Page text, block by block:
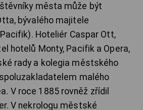
města může být
bývalého majitele
Hoteliér Caspar Ott,
hotelů Monty, Pacifik a Opera,
rady a kolegia městského
malého
V roce 1885 rovněž zřídil
V nekrologu městské